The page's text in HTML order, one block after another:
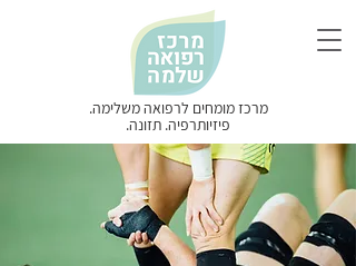
מרכז מומחים לרפואה משלימה.
פיזיותרפיה. תזונה.